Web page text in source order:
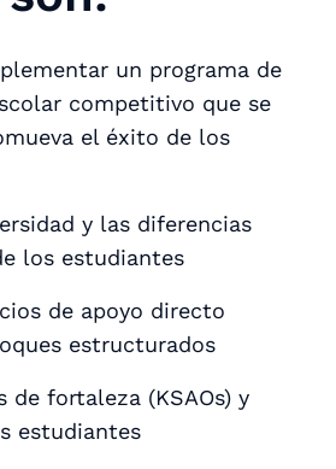
un programa de
competitivo que se
el éxito de los
y las diferencias
los estudiantes
de apoyo directo
estructurados
de fortaleza (KSAOs) y
estudiantes